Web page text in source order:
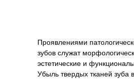
Проявлениями
зубов служат
эстетические и
Убыль твердых тканей зуба